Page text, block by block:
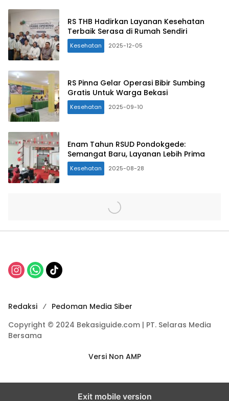
RS THB Hadirkan Layanan Kesehatan
Terbaik Serasa di Rumah Sendiri
Kesehatan 2025-12-05
RS Pinna Gelar Operasi Bibir Sumbing
Gratis Untuk Warga Bekasi
Kesehatan 2025-09-10
Enam Tahun RSUD Pondokgede:
Semangat Baru, Layanan Lebih Prima
Kesehatan 2025-08-28
Redaksi
Pedoman Media Siber
Copyright © 2024 Bekasiguide.com | PT. Selaras Media
Bersama
Versi Non AMP
Exit mobile version